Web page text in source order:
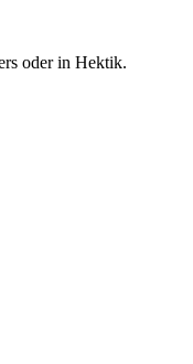
oder in Hektik.